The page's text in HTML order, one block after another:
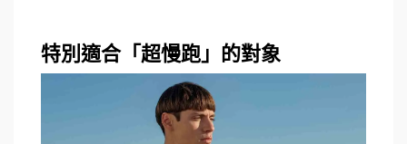
特別適合「超慢跑」的對象